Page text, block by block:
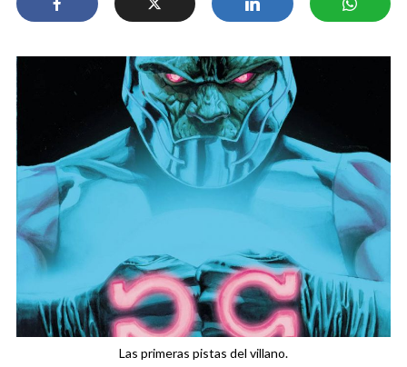
Las primeras pistas del villano.